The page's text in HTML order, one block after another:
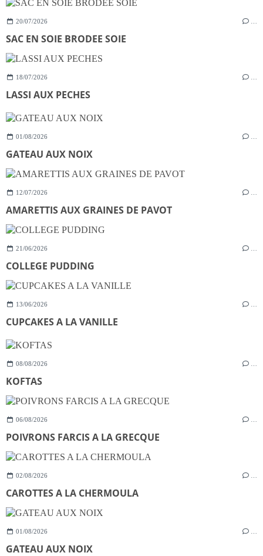
20/07/2026
SAC EN SOIE BRODEE SOIE
18/07/2026
LASSI AUX PECHES
01/08/2026
GATEAU AUX NOIX
12/07/2026
AMARETTIS AUX GRAINES DE PAVOT
21/06/2026
COLLEGE PUDDING
13/06/2026
CUPCAKES A LA VANILLE
08/08/2026
KOFTAS
06/08/2026
POIVRONS FARCIS A LA GRECQUE
02/08/2026
CAROTTES A LA CHERMOULA
01/08/2026
GATEAU AUX NOIX